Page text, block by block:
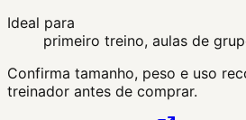
Ideal para
primeiro treino, aulas de
Confirma tamanho, peso e uso
treinador antes de comprar.